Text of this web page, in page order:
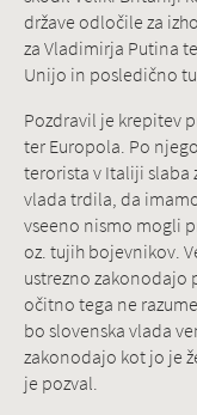
države odločile za
za Vladimirja Putina
Unijo in posledično
Pozdravil je krepitev
ter Europola. Po
terorista v Italiji slaba
vlada trdila, da
vseeno nismo mogli
oz. tujih bojevnikov.
ustrezno zakonodajo
očitno tega ne
bo slovenska vlada
zakonodajo kot jo je
je pozval.